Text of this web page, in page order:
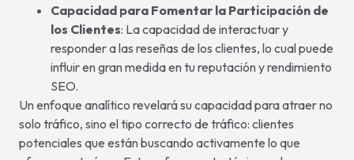
Capacidad para Fomentar la Participación de
los Clientes: La capacidad de interactuar y
responder a las reseñas de los clientes, lo cual puede
influir en gran medida en tu reputación y rendimiento
SEO.
Un enfoque analítico revelará su capacidad para atraer no
solo tráfico, sino el tipo correcto de tráfico: clientes
potenciales que están buscando activamente lo que